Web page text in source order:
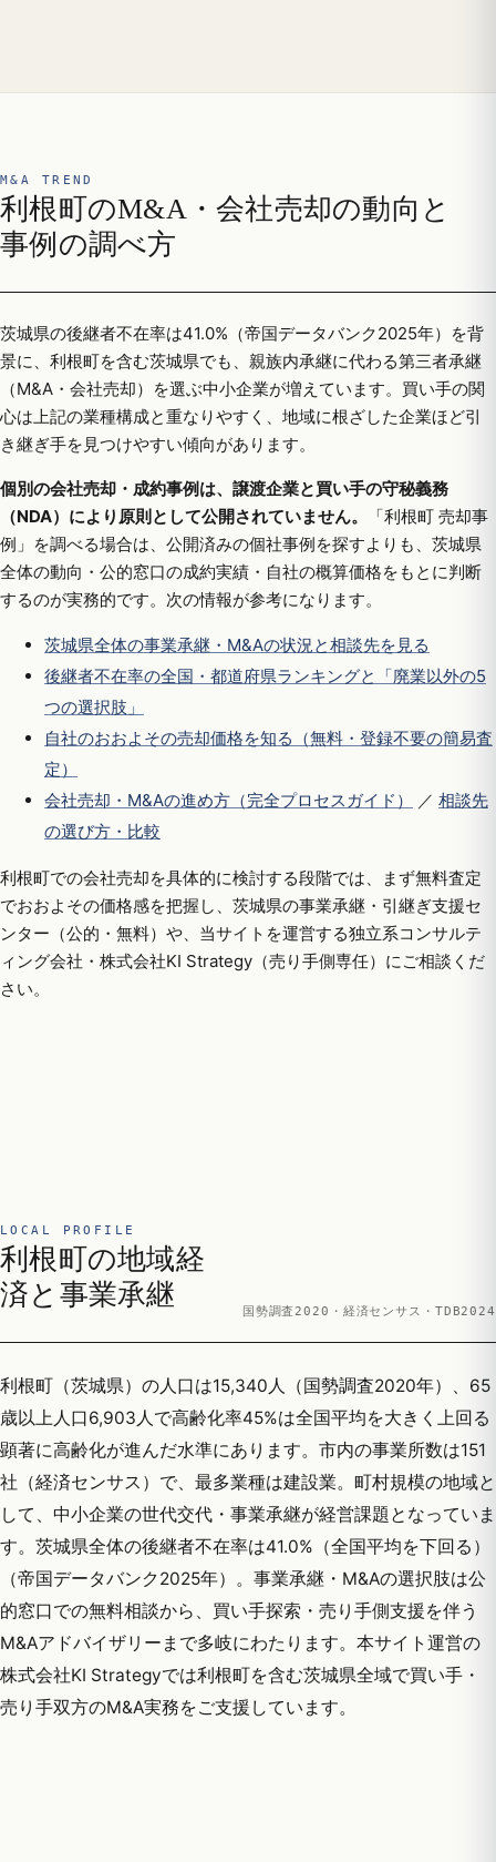
M&A TREND
利根町のM&A・会社売却の動向と
事例の調べ方
茨城県の後継者不在率は41.0%（帝国データバンク2025年）を背
景に、利根町を含む茨城県でも、親族内承継に代わる第三者承継
（M&A・会社売却）を選ぶ中小企業が増えています。買い手の関
心は上記の業種構成と重なりやすく、地域に根ざした企業ほど引
き継ぎ手を見つけやすい傾向があります。
個別の会社売却・成約事例は、譲渡企業と買い手の守秘義務
（NDA）により原則として公開されていません。
「利根町 売却事
例」を調べる場合は、公開済みの個社事例を探すよりも、茨城県
全体の動向・公的窓口の成約実績・自社の概算価格をもとに判断
するのが実務的です。次の情報が参考になります。
茨城県全体の事業承継・M&Aの状況と相談先を見る
後継者不在率の全国・都道府県ランキングと「廃業以外の5
つの選択肢」
自社のおおよその売却価格を知る（無料・登録不要の簡易査
定）
会社売却・M&Aの進め方（完全プロセスガイド）
／ 相談先
の選び方・比較
利根町での会社売却を具体的に検討する段階では、まず無料査定
でおおよその価格感を把握し、茨城県の事業承継・引継ぎ支援セ
ンター（公的・無料）や、当サイトを運営する独立系コンサルテ
ィング会社・株式会社KI Strategy（売り手側専任）にご相談くだ
さい。
LOCAL PROFILE
利根町の地域経
済と事業承継
国勢調査2020・経済センサス・TDB2024
利根町（茨城県）の人口は15,340人（国勢調査2020年）、65
歳以上人口6,903人で高齢化率45%は全国平均を大きく上回る
顕著に高齢化が進んだ水準にあります。市内の事業所数は151
社（経済センサス）で、最多業種は建設業。町村規模の地域と
して、中小企業の世代交代・事業承継が経営課題となっていま
す。茨城県全体の後継者不在率は41.0%（全国平均を下回る）
（帝国データバンク2025年）。事業承継・M&Aの選択肢は公
的窓口での無料相談から、買い手探索・売り手側支援を伴う
M&Aアドバイザリーまで多岐にわたります。本サイト運営の
株式会社KI Strategyでは利根町を含む茨城県全域で買い手・
売り手双方のM&A実務をご支援しています。